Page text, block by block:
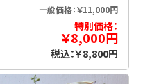
一般価格：￥11,000円
特別価格：
￥8,000円
税込：￥8,800円